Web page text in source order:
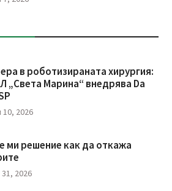
в роботизираната хирургия:
„Света Марина“ внедрява Da
2026
ми решение как да откажа
2026